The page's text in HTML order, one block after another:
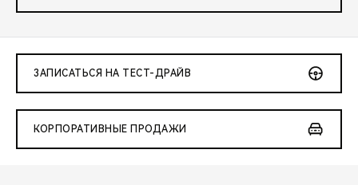
ЗАПИСАТЬСЯ НА ТЕСТ-ДРАЙВ
КОРПОРАТИВНЫЕ ПРОДАЖИ